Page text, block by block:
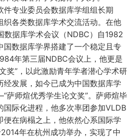
件专业委员会数据库学组组长期
织各类数据库学术交流活动。在他
数据库学术会议（NDBC）自1982
国数据库学界搭建了一个稳定且专
年第三届NDBC会议上，他更是
奖”，以此激励青年学者潜心学术研
经发展，如今已成为中国数据库学
师煊优秀学生论文奖”。萨师煊毕
国际化进程，他多次率团参加VLDB
便在病榻之上，他依然心系国际学
年在杭州成功举办，实现了中